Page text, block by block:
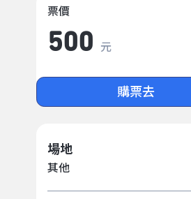
票價
500 元
購票去
場地
其他